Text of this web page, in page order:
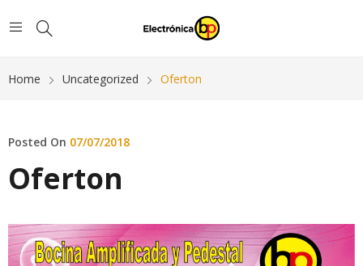
Home Uncategorized Oferton
Posted On 07/07/2018
Oferton